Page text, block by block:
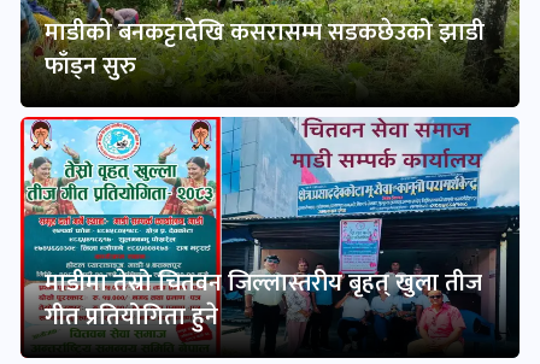
माडीको बनकट्टादेखि कसरासम्म सडकछेउको झाडी
फाँड्न सुरु
माडीमा तेस्रो चितवन जिल्लास्तरीय बृहत् खुला तीज
गीत प्रतियोगिता हुने